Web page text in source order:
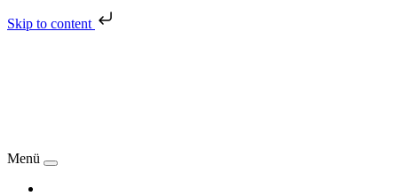
Skip to content
Menü